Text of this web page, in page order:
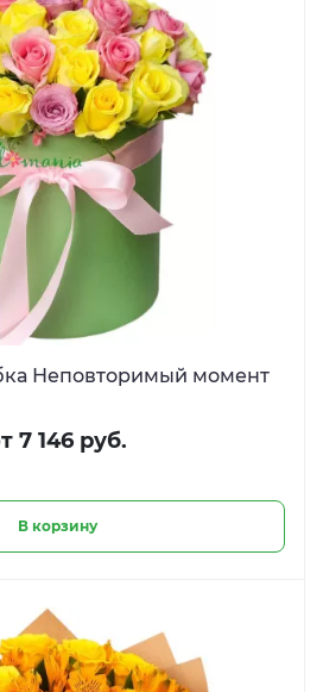
Неповторимый момент
7 146 руб.
В корзину